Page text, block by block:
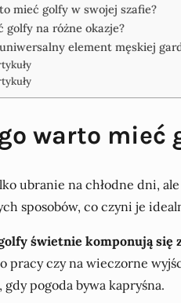
mieć golfy w swojej szafie?
golfy na różne okazje?
element męskiej
warto mieć
ubranie na chłodne dni,
sposobów, co czyni je
świetnie komponują się
pracy czy na wieczorne
pogoda bywa kapryśna.